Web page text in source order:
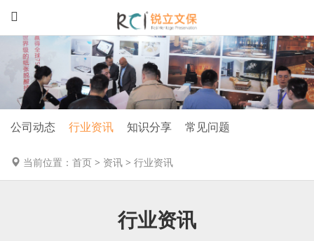
公司动态 行业资讯 知识分享 常见问题
当前位置： 首页 > 资讯 > 行业资讯
行业资讯